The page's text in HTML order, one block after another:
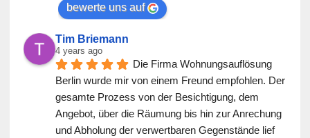
bewerte uns auf
Tim Briemann
4 years ago
Die Firma Wohnungsauflösung
Berlin wurde mir von einem Freund empfohlen. Der
gesamte Prozess von der Besichtigung, dem
Angebot, über die Räumung bis hin zur Anrechung
und Abholung der verwertbaren Gegenstände lief